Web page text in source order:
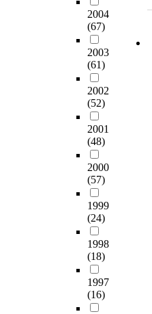
2004
(67)
2003
(61)
2002
(52)
2001
(48)
2000
(57)
1999
(24)
1998
(18)
1997
(16)